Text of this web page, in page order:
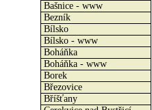
Bašnice - www
Bezník
Bílsko
Bílsko - www
Boháňka
Boháňka - www
Borek
Březovice
Bříšťany